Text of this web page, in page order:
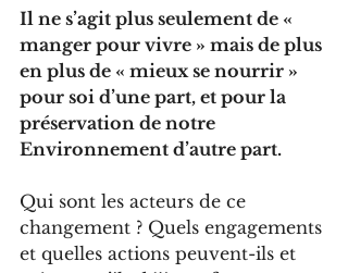
Il ne s’agit plus seulement de «
manger pour vivre » mais de plus
en plus de « mieux se nourrir »
pour soi d’une part, et pour la
préservation de notre
Environnement d’autre part.
Qui sont les acteurs de ce
changement ? Quels engagements
et quelles actions peuvent-ils et